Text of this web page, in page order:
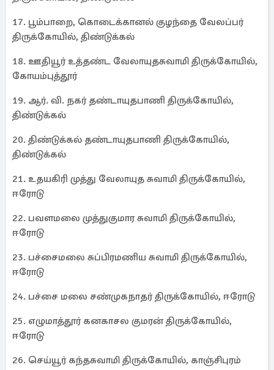
17. பூம்பாறை, கொடைக்கானல் குழந்தை வேலப்பர்
திருக்கோயில், திண்டுக்கல்
18. ஊதியூர் உத்தண்ட வேலாயுதசுவாமி திருக்கோயில்,
கோயம்புத்தூர்
19. ஆர். வி. நகர் தண்டாயுதபாணி திருக்கோயில்,
திண்டுக்கல்
20. திண்டுக்கல் தண்டாயுதபாணி திருக்கோயில்,
திண்டுக்கல்
21. உதயகிரி முத்து வேலாயுத சுவாமி திருக்கோயில்,
ஈரோடு
22. பவளமலை முத்துகுமார சுவாமி திருக்கோயில்,
ஈரோடு
23. பச்சைமலை சுப்பிரமணிய சுவாமி திருக்கோயில்,
ஈரோடு
24. பச்சை மலை சண்முகநாதர் திருக்கோயில், ஈரோடு
25. எழுமாத்தூர் கனகாசல குமரன் திருக்கோயில்,
ஈரோடு
26. செய்யூர் கந்தசுவாமி திருக்கோயில், காஞ்சிபுரம்